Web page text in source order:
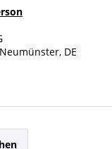
DE